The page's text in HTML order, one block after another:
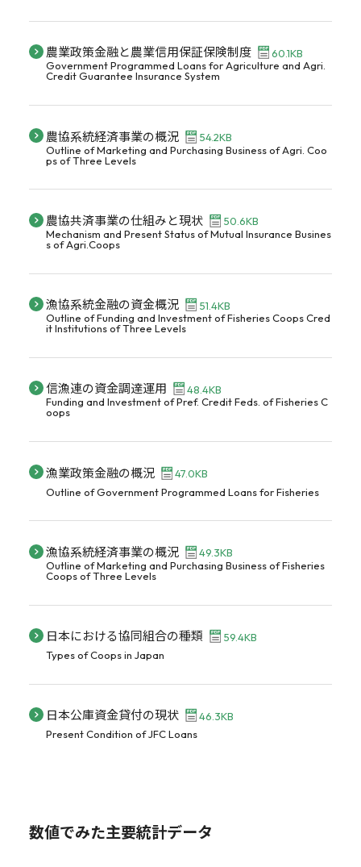
農業政策金融と農業信用保証保険制度
60.1KB
Government Programmed Loans for Agriculture and Agri.
Credit Guarantee Insurance System
農協系統経済事業の概況
54.2KB
Outline of Marketing and Purchasing Business of Agri. Coo
ps of Three Levels
農協共済事業の仕組みと現状
50.6KB
Mechanism and Present Status of Mutual Insurance Busines
s of Agri.Coops
漁協系統金融の資金概況
51.4KB
Outline of Funding and Investment of Fisheries Coops Cred
it Institutions of Three Levels
信漁連の資金調達運用
48.4KB
Funding and Investment of Pref. Credit Feds. of Fisheries C
oops
漁業政策金融の概況
47.0KB
Outline of Government Programmed Loans for Fisheries
漁協系統経済事業の概況
49.3KB
Outline of Marketing and Purchasing Business of Fisheries
Coops of Three Levels
日本における協同組合の種類
59.4KB
Types of Coops in Japan
日本公庫資金貸付の現状
46.3KB
Present Condition of JFC Loans
数値でみた主要統計データ